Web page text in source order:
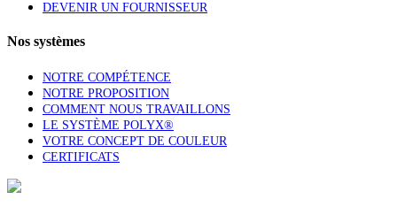
DEVENIR UN FOURNISSEUR
Nos systèmes
NOTRE COMPÉTENCE
NOTRE PROPOSITION
COMMENT NOUS TRAVAILLONS
LE SYSTÈME POLYX®
VOTRE CONCEPT DE COULEUR
CERTIFICATS